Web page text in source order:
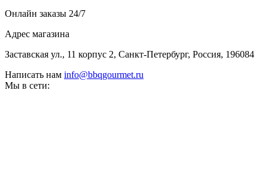
Онлайн заказы 24/7
Адрес магазина
Заставская ул., 11 корпус 2, Санкт-Петербург, Россия, 196084
Написать нам info@bbqgourmet.ru
Мы в сети: